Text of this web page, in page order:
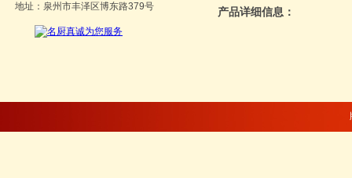
地址：泉州市丰泽区博东路379号
产品详细信息：